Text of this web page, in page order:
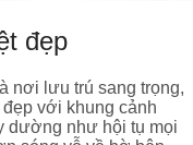
đẹp
nơi lưu trú sang trọng,
với khung cảnh
dường như hội tụ mọi